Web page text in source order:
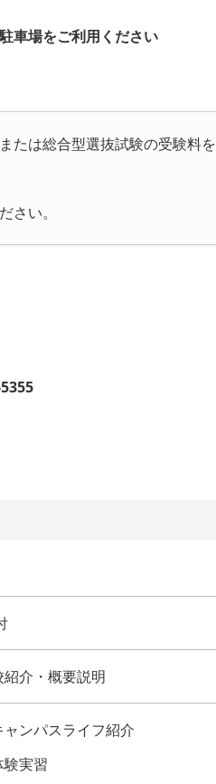
車場をご利用ください
たは総合型選抜試験の受験料を
さい。
紹介・概要説明
ャンパスライフ紹介
験実習